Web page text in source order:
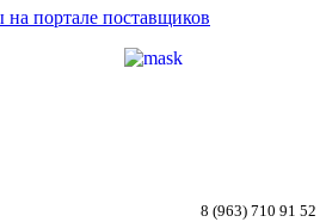
портале поставщиков
8 (963) 710 91 52